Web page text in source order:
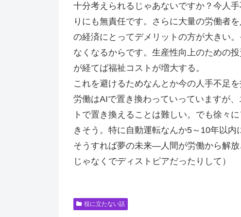
十分考えられるじゃあないですか？今人
りにも無責任です。さらに大量の労働者
の経済にとってデメリットの方が大きい
なくなるからです。生産性向上のための
が経てば福祉コストが増大する。
これを避けるためなんとか今の人手不足
労働はAIで置き換わっていっていますが
トで置き換えることは難しい。でも徐々
きそう。特に自動運転なんか5～10年以内
そうすれば夢の未来―人間が労働から解
じゃなくでディストピアだったりして）
役に立たない話